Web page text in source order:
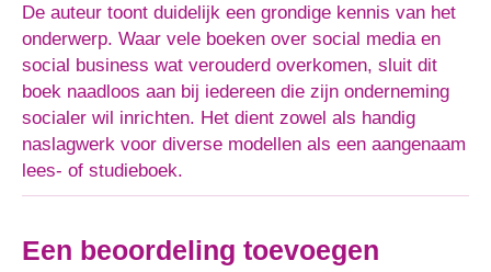
De auteur toont duidelijk een grondige kennis van het
onderwerp. Waar vele boeken over social media en
social business wat verouderd overkomen, sluit dit
boek naadloos aan bij iedereen die zijn onderneming
socialer wil inrichten. Het dient zowel als handig
naslagwerk voor diverse modellen als een aangenaam
lees- of studieboek.
Een beoordeling toevoegen